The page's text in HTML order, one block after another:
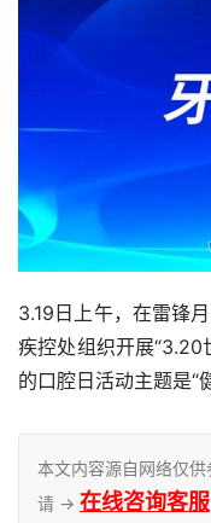
3.19日上午，在雷锋
疾控处组织开展“3.20
的口腔日活动主题是“
本文内容源自网络仅
请 → 在线咨询客服